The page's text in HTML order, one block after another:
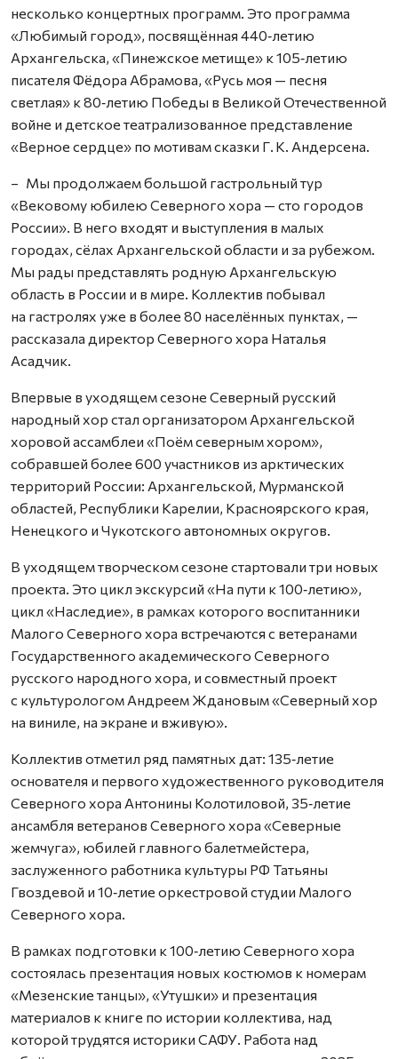
несколько концертных программ. Это программа
«Любимый город», посвящённая 440‑летию
Архангельска, «Пинежское метище» к 105‑летию
писателя Фёдора Абрамова, «Русь моя — песня
светлая» к 80‑летию Победы в Великой Отечественной
войне и детское театрализованное представление
«Верное сердце» по мотивам сказки Г. К. Андерсена.
– Мы продолжаем большой гастрольный тур
«Вековому юбилею Северного хора — сто городов
России». В него входят и выступления в малых
городах, сёлах Архангельской области и за рубежом.
Мы рады представлять родную Архангельскую
область в России и в мире. Коллектив побывал
на гастролях уже в более 80 населённых пунктах, —
рассказала директор Северного хора Наталья
Асадчик.
Впервые в уходящем сезоне Северный русский
народный хор стал организатором Архангельской
хоровой ассамблеи «Поём северным хором»,
собравшей более 600 участников из арктических
территорий России: Архангельской, Мурманской
областей, Республики Карелии, Красноярского края,
Ненецкого и Чукотского автономных округов.
В уходящем творческом сезоне стартовали три новых
проекта. Это цикл экскурсий «На пути к 100‑летию»,
цикл «Наследие», в рамках которого воспитанники
Малого Северного хора встречаются с ветеранами
Государственного академического Северного
русского народного хора, и совместный проект
с культурологом Андреем Ждановым «Северный хор
на виниле, на экране и вживую».
Коллектив отметил ряд памятных дат: 135‑летие
основателя и первого художественного руководителя
Северного хора Антонины Колотиловой, 35‑летие
ансамбля ветеранов Северного хора «Северные
жемчуга», юбилей главного балетмейстера,
заслуженного работника культуры РФ Татьяны
Гвоздевой и 10‑летие оркестровой студии Малого
Северного хора.
В рамках подготовки к 100‑летию Северного хора
состоялась презентация новых костюмов к номерам
«Мезенские танцы», «Утушки» и презентация
материалов к книге по истории коллектива, над
которой трудятся историки САФУ. Работа над